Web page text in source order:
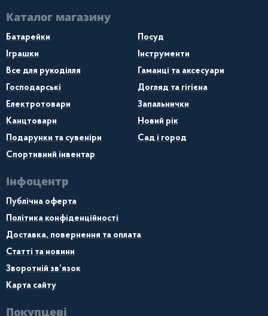
Каталог магазину
Батарейки
Посуд
Іграшки
Інструменти
Все для рукоділля
Гаманці та аксесуари
Господарські
Догляд та гігієна
Електротовари
Запальнички
Канцтовари
Новий рік
Подарунки та сувеніри
Сад і город
Спортивний інвентар
Інфоцентр
Публічна оферта
Політика конфіденційності
Доставка, повернення та оплата
Статті та новини
Зворотній зв’язок
Карта сайту
Покупцеві